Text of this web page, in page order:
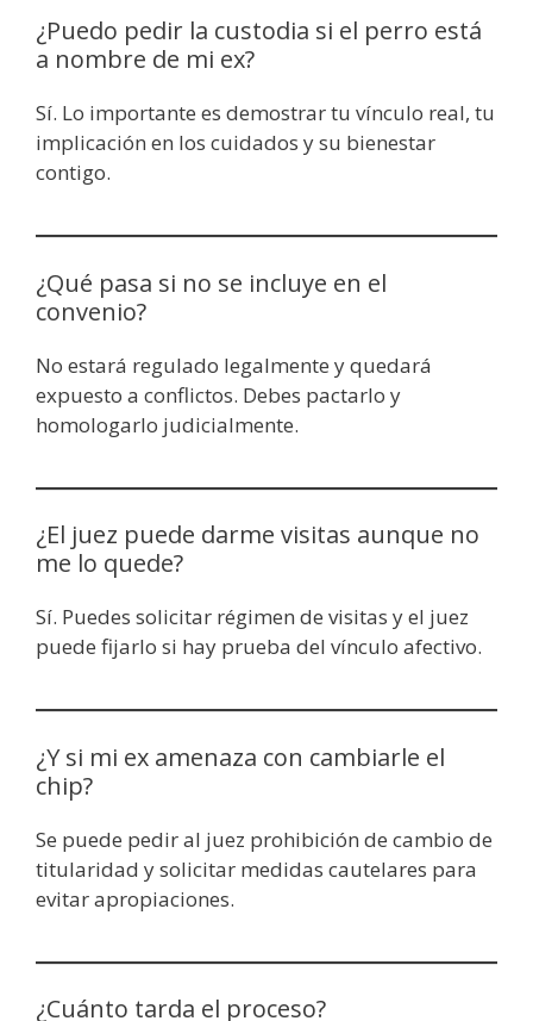
¿Puedo pedir la custodia si el perro está
a nombre de mi ex?
Sí. Lo importante es demostrar tu vínculo real, tu
implicación en los cuidados y su bienestar
contigo.
¿Qué pasa si no se incluye en el
convenio?
No estará regulado legalmente y quedará
expuesto a conflictos. Debes pactarlo y
homologarlo judicialmente.
¿El juez puede darme visitas aunque no
me lo quede?
Sí. Puedes solicitar régimen de visitas y el juez
puede fijarlo si hay prueba del vínculo afectivo.
¿Y si mi ex amenaza con cambiarle el
chip?
Se puede pedir al juez prohibición de cambio de
titularidad y solicitar medidas cautelares para
evitar apropiaciones.
¿Cuánto tarda el proceso?